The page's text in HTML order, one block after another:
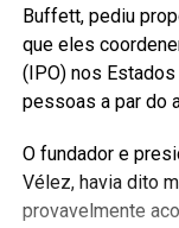
Buffett, pediu
que eles
(IPO) nos
pessoas a par do
O fundador e
Vélez, havia dito
provavelmente